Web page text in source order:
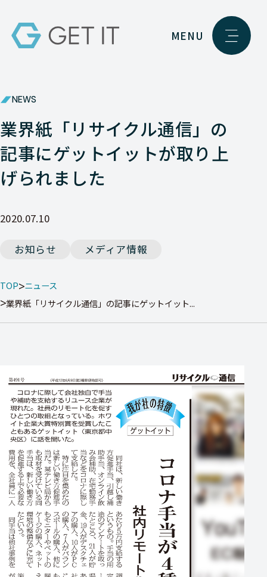
MENU
NEWS
業界紙「リサイクル通信」の
記事にゲットイットが取り上
げられました
2020.07.10
お知らせ メディア情報
TOP ニュース
業界紙「リサイクル通信」の記事にゲットイット...